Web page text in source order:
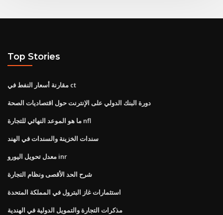
Top Stories
مقارنة أسعار النفط في ct
دورة البنك الدولي على الإنترنت حول اقتصاديات الصحة
ما هو الموعد النهائي للتجارة nfl
سندات الخزينة والسندات في الهند
معدل تحويل اليورو inr
شرح الحد الأقصى ونظام التجارة
استثمارات غاز البترول في المملكة المتحدة
مذكرات التجارة والتمويل الدولية في الهندية